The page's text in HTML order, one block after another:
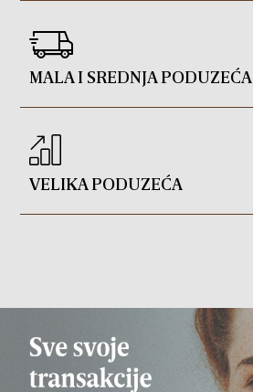
MALA I SREDNJA PODUZEĆA
VELIKA PODUZEĆA